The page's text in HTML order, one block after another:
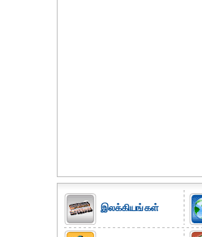
இலக்கியங்கள்